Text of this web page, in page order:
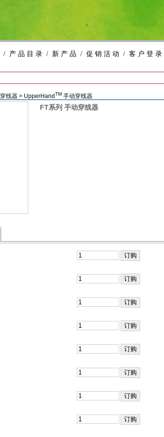
/ 产 品 目 录 / 新 产 品 / 促 销 活 动 / 客 户 登 录
穿线器 > UpperHandTM 手动穿线器
FT系列 手动穿线器